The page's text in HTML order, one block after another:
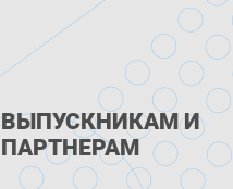
ВЫПУСКНИКАМ И
ПАРТНЕРАМ